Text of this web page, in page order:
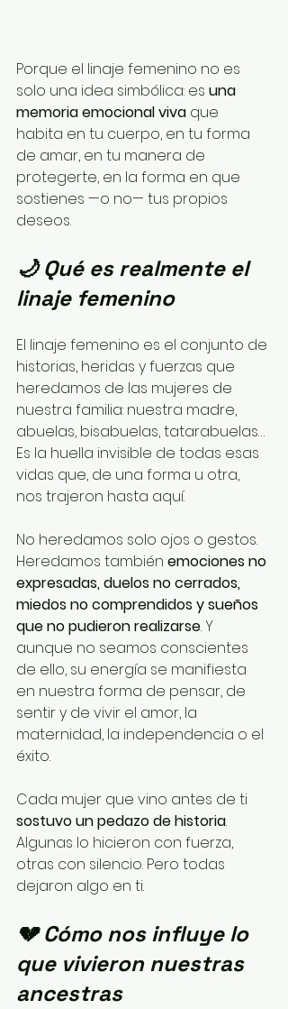
Porque el linaje femenino no es
solo una idea simbólica: es una
memoria emocional viva que
habita en tu cuerpo, en tu forma
de amar, en tu manera de
protegerte, en la forma en que
sostienes —o no— tus propios
deseos.
🌙 Qué es realmente el
linaje femenino
El linaje femenino es el conjunto de
historias, heridas y fuerzas que
heredamos de las mujeres de
nuestra familia: nuestra madre,
abuelas, bisabuelas, tatarabuelas…
Es la huella invisible de todas esas
vidas que, de una forma u otra,
nos trajeron hasta aquí.
No heredamos solo ojos o gestos.
Heredamos también emociones no
expresadas, duelos no cerrados,
miedos no comprendidos y sueños
que no pudieron realizarse. Y
aunque no seamos conscientes
de ello, su energía se manifiesta
en nuestra forma de pensar, de
sentir y de vivir el amor, la
maternidad, la independencia o el
éxito.
Cada mujer que vino antes de ti
sostuvo un pedazo de historia.
Algunas lo hicieron con fuerza,
otras con silencio. Pero todas
dejaron algo en ti.
💔 Cómo nos influye lo
que vivieron nuestras
ancestras